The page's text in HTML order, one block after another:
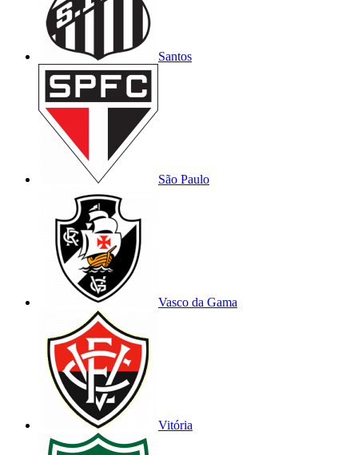
Santos
São Paulo
Vasco da Gama
Vitória